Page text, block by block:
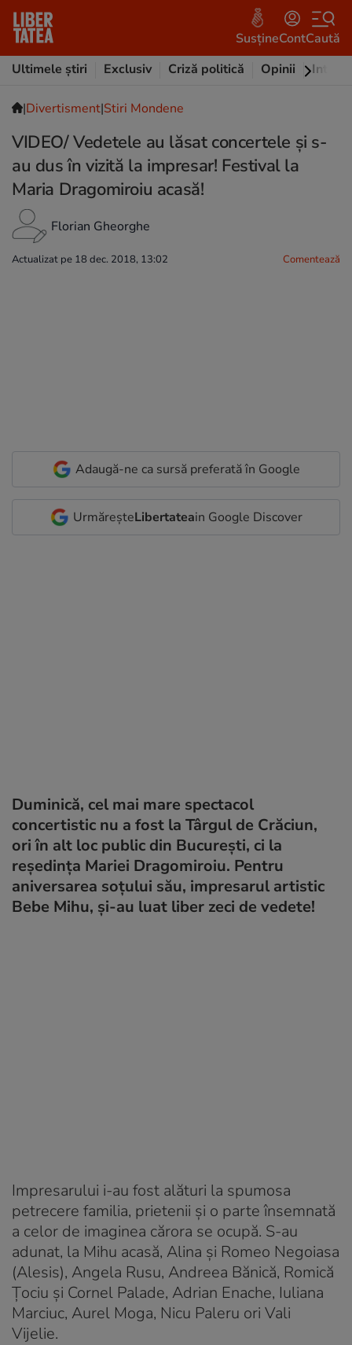
SusțineContCaută
Ultimele știri
Exclusiv Criză politică Opinii
|Divertisment|Stiri Mondene
VIDEO/ Vedetele au lăsat concertele și s-
au dus în vizită la impresar! Festival la
Maria Dragomiroiu acasă!
Florian Gheorghe
Actualizat pe 18 dec. 2018, 13:02 Comentează
Adaugă-ne ca sursă preferată în Google
UrmăreșteLibertateain Google Discover
Duminică, cel mai mare spectacol
concertistic nu a fost la Târgul de Crăciun,
ori în alt loc public din București, ci la
reședința Mariei Dragomiroiu. Pentru
aniversarea soțului său, impresarul artistic
Bebe Mihu, și-au luat liber zeci de vedete!
Impresarului i-au fost alături la spumosa
petrecere familia, prietenii și o parte însemnată
a celor de imaginea cărora se ocupă. S-au
adunat, la Mihu acasă, Alina și Romeo Negoiasa
(Alesis), Angela Rusu, Andreea Bănică, Romică
Țociu și Cornel Palade, Adrian Enache, Iuliana
Marciuc, Aurel Moga, Nicu Paleru ori Vali
Vijelie.